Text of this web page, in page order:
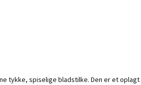
tykke, spiselige bladstilke. Den er et